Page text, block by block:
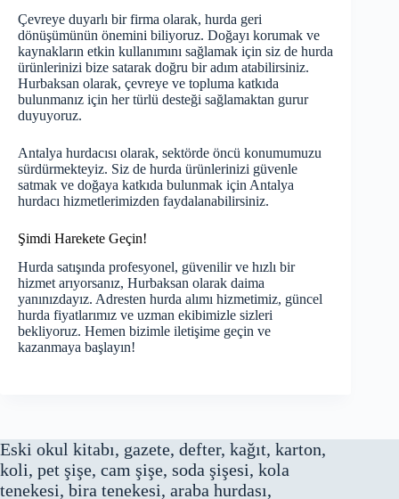
Çevreye duyarlı bir firma olarak, hurda geri
dönüşümünün önemini biliyoruz. Doğayı korumak ve
kaynakların etkin kullanımını sağlamak için siz de hurda
ürünlerinizi bize satarak doğru bir adım atabilirsiniz.
Hurbaksan olarak, çevreye ve topluma katkıda
bulunmanız için her türlü desteği sağlamaktan gurur
duyuyoruz.
Antalya hurdacısı olarak, sektörde öncü konumumuzu
sürdürmekteyiz. Siz de hurda ürünlerinizi güvenle
satmak ve doğaya katkıda bulunmak için Antalya
hurdacı hizmetlerimizden faydalanabilirsiniz.
Şimdi Harekete Geçin!
Hurda satışında profesyonel, güvenilir ve hızlı bir
hizmet arıyorsanız, Hurbaksan olarak daima
yanınızdayız. Adresten hurda alımı hizmetimiz, güncel
hurda fiyatlarımız ve uzman ekibimizle sizleri
bekliyoruz. Hemen bizimle iletişime geçin ve
kazanmaya başlayın!
Eski okul kitabı, gazete, defter, kağıt, karton,
koli, pet şişe, cam şişe, soda şişesi, kola
tenekesi, bira tenekesi, araba hurdası,